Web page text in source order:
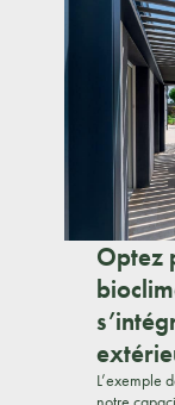
Optez
L’exemple